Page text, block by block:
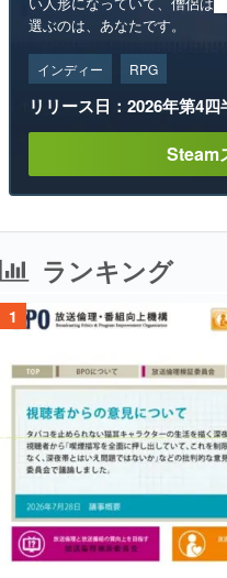
選ぶのは、あなたです。
インディー RPG
リリース日：2026年第4四
Steam
ランキング
1